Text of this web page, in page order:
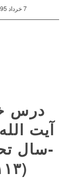
7 خرداد 1395 /
درس
آیت
(۱۱۳جلسه+صوت)